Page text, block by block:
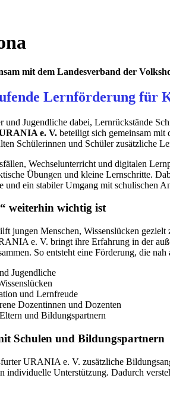
mit dem Landesverband der
Lernförderung für
und Jugendliche dabei, Lernrückstände
e. V. beteiligt sich gemeinsam mit
Schülerinnen und Schüler zusätzliche
Wechselunterricht und digitalen
Übungen und kleine Lernschritte.
und ein stabiler Umgang mit schulischen
weiterhin wichtig ist
jungen Menschen, Wissenslücken
e. V. bringt ihre Erfahrung in der
So entsteht eine Förderung, die
Jugendliche
und Lernfreude
Dozentinnen und Dozenten
und Bildungspartnern
Schulen und Bildungspartnern
URANIA e. V. zusätzliche
individuelle Unterstützung. Dadurch